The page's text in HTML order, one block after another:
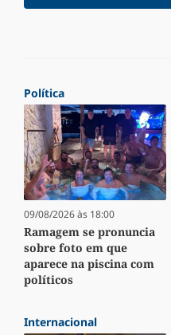
Política
09/08/2026 às 18:00
Ramagem se pronuncia
sobre foto em que
aparece na piscina com
políticos
Internacional